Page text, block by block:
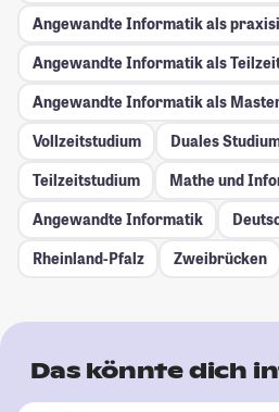
Angewandte Informatik als
Angewandte Informatik als
Angewandte Informatik als
Vollzeitstudium
Duales
Teilzeitstudium
Mathe und
Angewandte Informatik
Rheinland-Pfalz
Zweibrücken
Das könnte dich